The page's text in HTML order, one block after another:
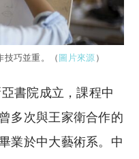
技巧並重。（ 圖片來源 ）
書院成立，課程中
多次與王家衛合作的
業於中大藝術系。中